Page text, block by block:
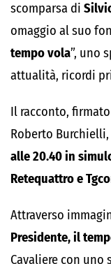
scomparsa di
omaggio al suo
tempo vola”, uno
attualità, ricordi
Il racconto,
Roberto
alle 20.40 in
Retequattro e
Attraverso
Presidente, il
Cavaliere con uno